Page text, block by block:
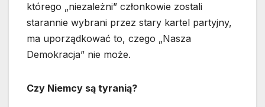
którego „niezależni” członkowie zostali
starannie wybrani przez stary kartel partyjny,
ma uporządkować to, czego „Nasza
Demokracja” nie może.
Czy Niemcy są tyranią?